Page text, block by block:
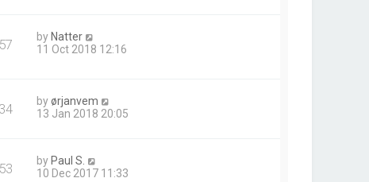
by Natter
11 Oct 2018 12:16
byørjanvem
13 Jan 2018 20:05
by Paul S.
10 Dec 2017 11:33